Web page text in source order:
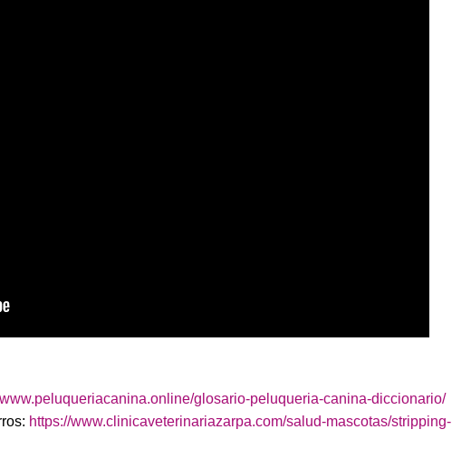
glosario-peluqueria-canina-diccionario/
https://www.clinicaveterinariazarpa.com/salud-mascotas/stripping-